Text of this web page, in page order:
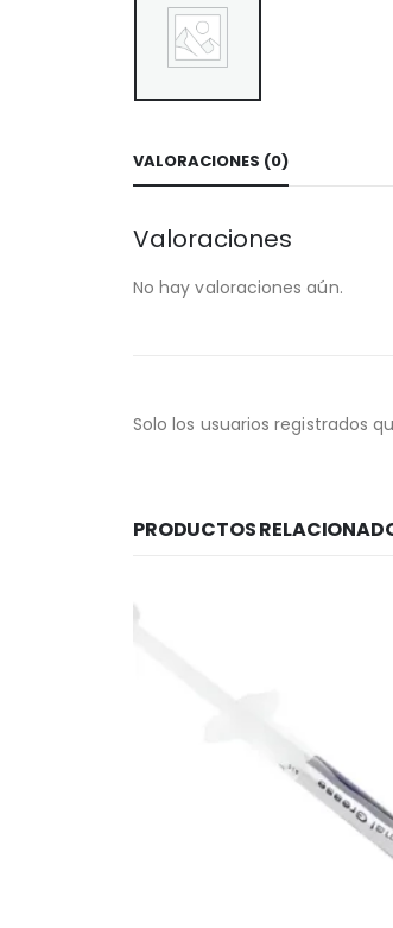
VALORACIONES (0)
Valoraciones
No hay valoraciones aún.
Solo los usuarios registrados
PRODUCTOS